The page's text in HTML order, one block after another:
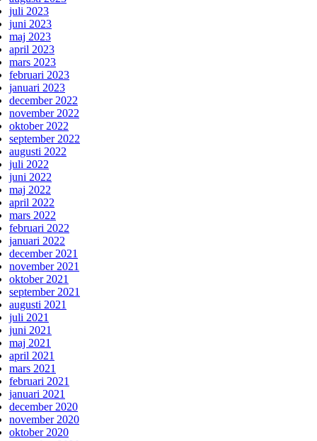
juli 2023
juni 2023
maj 2023
april 2023
mars 2023
februari 2023
januari 2023
december 2022
november 2022
oktober 2022
september 2022
augusti 2022
juli 2022
juni 2022
maj 2022
april 2022
mars 2022
februari 2022
januari 2022
december 2021
november 2021
oktober 2021
september 2021
augusti 2021
juli 2021
juni 2021
maj 2021
april 2021
mars 2021
februari 2021
januari 2021
december 2020
november 2020
oktober 2020